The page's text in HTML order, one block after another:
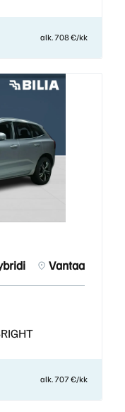
alk. 708 €/kk
Vantaa
alk. 707 €/kk